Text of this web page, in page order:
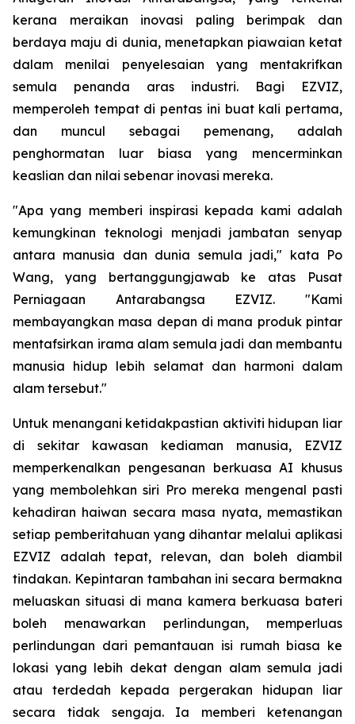
kerana meraikan inovasi paling berimpak dan
berdaya maju di dunia, menetapkan piawaian ketat
dalam menilai penyelesaian yang mentakrifkan
semula penanda aras industri. Bagi EZVIZ,
memperoleh tempat di pentas ini buat kali pertama,
dan muncul sebagai pemenang, adalah
penghormatan luar biasa yang mencerminkan
keaslian dan nilai sebenar inovasi mereka.
"Apa yang memberi inspirasi kepada kami adalah
kemungkinan teknologi menjadi jambatan senyap
antara manusia dan dunia semula jadi," kata Po
Wang, yang bertanggungjawab ke atas Pusat
Perniagaan Antarabangsa EZVIZ. "Kami
membayangkan masa depan di mana produk pintar
mentafsirkan irama alam semula jadi dan membantu
manusia hidup lebih selamat dan harmoni dalam
alam tersebut."
Untuk menangani ketidakpastian aktiviti hidupan liar
di sekitar kawasan kediaman manusia, EZVIZ
memperkenalkan pengesanan berkuasa AI khusus
yang membolehkan siri Pro mereka mengenal pasti
kehadiran haiwan secara masa nyata, memastikan
setiap pemberitahuan yang dihantar melalui aplikasi
EZVIZ adalah tepat, relevan, dan boleh diambil
tindakan. Kepintaran tambahan ini secara bermakna
meluaskan situasi di mana kamera berkuasa bateri
boleh menawarkan perlindungan, memperluas
perlindungan dari pemantauan isi rumah biasa ke
lokasi yang lebih dekat dengan alam semula jadi
atau terdedah kepada pergerakan hidupan liar
secara tidak sengaja. Ia memberi ketenangan